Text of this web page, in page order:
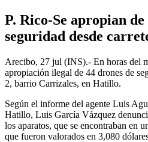
P. Rico-Se apropian de
seguridad desde
Arecibo, 27 jul (INS).- En horas del
apropiación ilegal de 44 drones de
2, barrio Carrizales, en Hatillo.
Según el informe del agente Luis
Hatillo, Luis García Vázquez
los aparatos, que se encontraban en
que fueron valorados en 3,080